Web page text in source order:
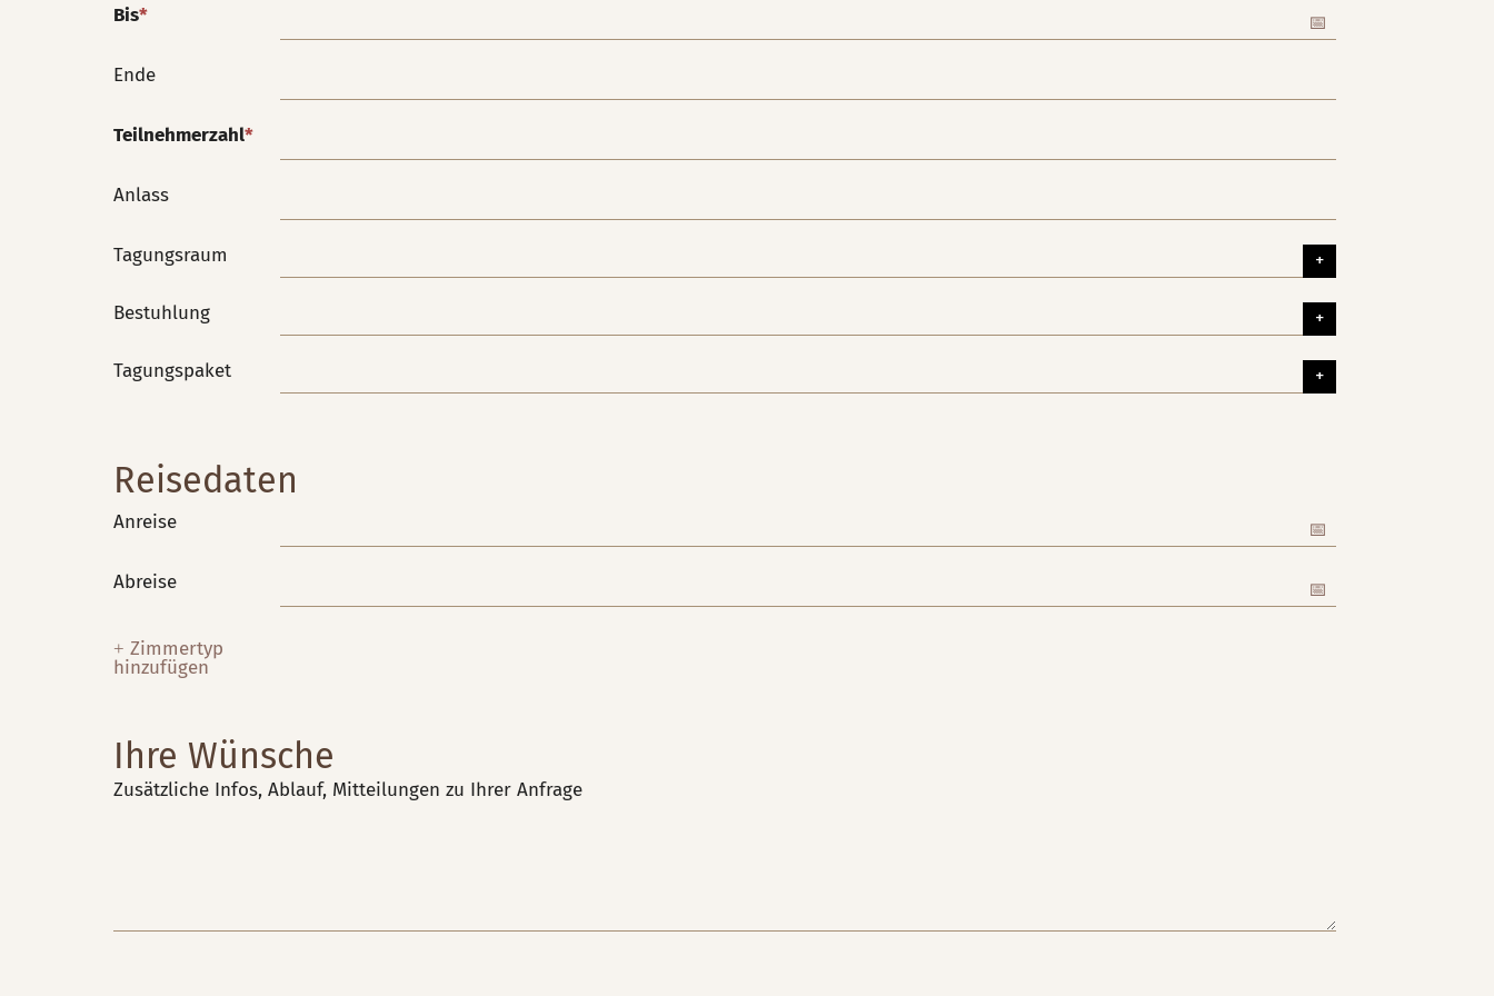
Bis*
Ende
Teilnehmerzahl*
Anlass
Tagungsraum
Bestuhlung
Tagungspaket
Reisedaten
Anreise
Abreise
+ Zimmertyp
hinzufügen
Ihre Wünsche
Zusätzliche Infos, Ablauf, Mitteilungen zu Ihrer Anfrage